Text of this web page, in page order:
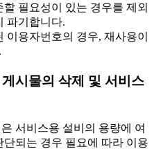
할 필요성이 있는 경우를 제외
파기합니다.
용자번호의 경우, 재사용이
시물의 삭제 및 서비스
서비스용 설비의 용량에 여
단되는 경우 필요에 따라 이용